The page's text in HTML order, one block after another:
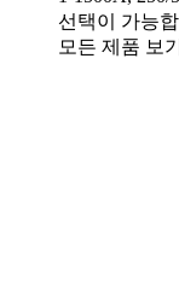
선택이 가능
모든 제품 보기